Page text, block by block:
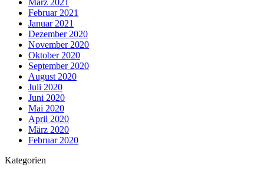
Februar 2021
Januar 2021
Dezember 2020
November 2020
Oktober 2020
September 2020
August 2020
Juli 2020
Juni 2020
Mai 2020
April 2020
März 2020
Februar 2020
Kategorien